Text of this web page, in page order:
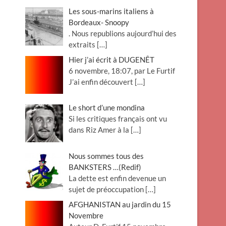
Les sous-marins italiens à
Bordeaux- Snoopy
. Nous republions aujourd’hui des
extraits […]
Hier j’ai écrit à DUGENÊT
6 novembre, 18:07, par Le Furtif
J’ai enfin découvert […]
Le short d’une mondina
Si les critiques français ont vu
dans Riz Amer à la […]
Nous sommes tous des
BANKSTERS …(Redif)
La dette est enfin devenue un
sujet de préoccupation […]
AFGHANISTAN au jardin du 15
Novembre